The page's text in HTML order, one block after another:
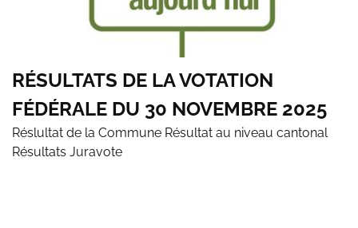
RÉSULTATS DE LA VOTATION
FÉDÉRALE DU 30 NOVEMBRE 2025
Réslultat de la Commune Résultat au niveau cantonal
Résultats Juravote